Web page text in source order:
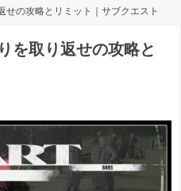
せの攻略とリミット｜サブクエスト
を取り返せの攻略と